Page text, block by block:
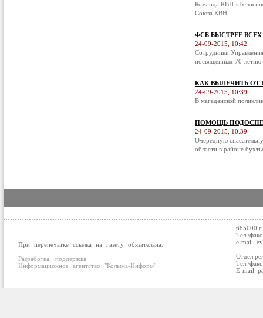
Команда КВН
Союза КВН.
ФСБ БЫСТРЕЕ ВСЕХ
24-09-2015, 10:42
Сотрудники
посвященных 70-летию
КАК ВЫЛЕЧИТЬ ОТ
24-09-2015, 10:39
В магаданской
ПОМОЩЬ
24-09-2015, 10:39
Очередную
области в районе
При перепечатке ссылка на газету обязательна.
Разработка, поддержка
Информационное агентство "Колыма-Информ"
685000
Тел./
e-mail:
Отдел
Тел./
E-mail: